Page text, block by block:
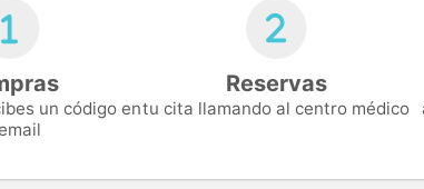
un código en
Reservas
tu cita llamando al centro médico